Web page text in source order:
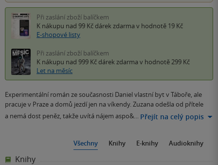
Při zaslání zboží balíčkem
K nákupu nad 99 Kč dárek zdarma v hodnotě 19 Kč
E-shopové listy
Při zaslání zboží balíčkem
K nákupu nad 999 Kč dárek zdarma v hodnotě 299 Kč
Let na měsíc
Experimentální román ze současnosti Daniel vlastní byt v Táboře, ale
pracuje v Praze a domů jezdí jen na víkendy. Zuzana odešla od přítele
a nemá dost peněz, takže uvítá nájem aspo&… Přejít na celý popis
Všechny Knihy E-knihy Audioknihy
Knihy